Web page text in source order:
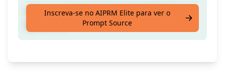
Crie o seu próprio prompt ChatGPT com a
Inscreva-se no AIPRM Elite para ver o
Prompt Source